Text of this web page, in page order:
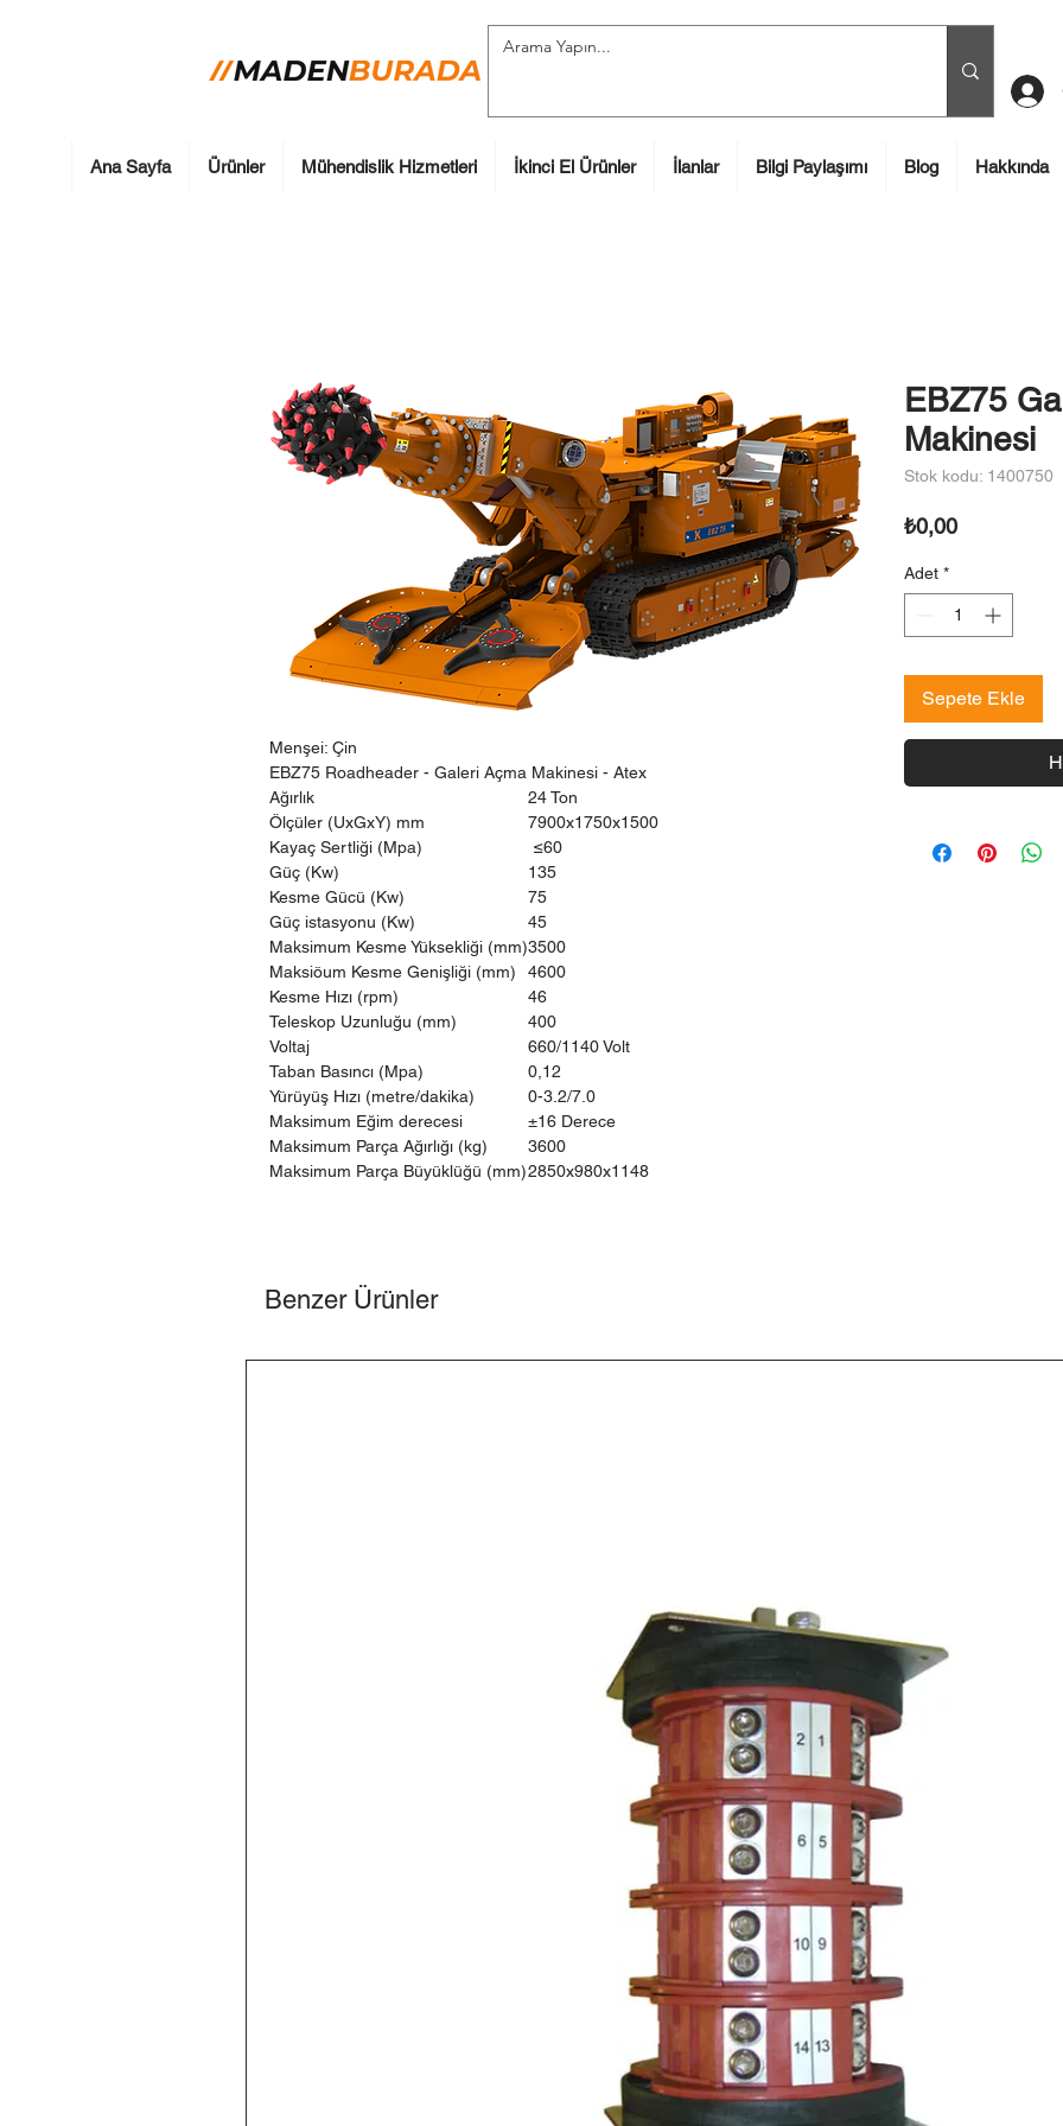
Ana Sayfa Ürünler Mühendislik Hizmetleri İkinci El Ürünler İlanlar Bilgi Paylaşımı Blog Hakkında
Menşei: Çin
EBZ75 Roadheader - Galeri Açma Makinesi - Atex
Ağırlık
24 Ton
Ölçüler (UxGxY) mm
7900x1750x1500
Kayaç Sertliği (Mpa)
≤60
Güç (Kw)
135
Kesme Gücü (Kw)
75
Güç istasyonu (Kw)
45
Maksimum Kesme Yüksekliği (mm)3500
Maksiöum Kesme Genişliği (mm)
4600
Kesme Hızı (rpm)
46
Teleskop Uzunluğu (mm)
400
Voltaj
660/1140 Volt
Taban Basıncı (Mpa)
0,12
Yürüyüş Hızı (metre/dakika)
0-3.2/7.0
Maksimum Eğim derecesi
±16 Derece
Maksimum Parça Ağırlığı (kg)
3600
Maksimum Parça Büyüklüğü (mm)2850x980x1148
EBZ75
Makinesi
Stok kodu: 1400750
₺0,00Fiyat
Adet *
Sepete Ekle
Benzer Ürünler